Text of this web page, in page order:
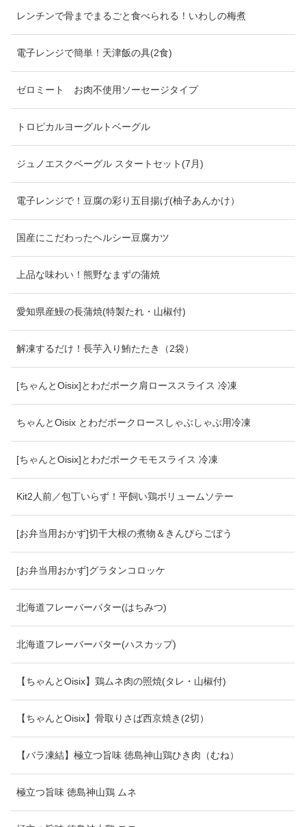
レンチンで骨までまるごと食べられる！いわしの梅煮
電子レンジで簡単！天津飯の具(2食)
ゼロミート お肉不使用ソーセージタイプ
トロピカルヨーグルトベーグル
ジュノエスクベーグル スタートセット(7月)
電子レンジで！豆腐の彩り五目揚げ(柚子あんかけ）
国産にこだわったヘルシー豆腐カツ
上品な味わい！熊野なまずの蒲焼
愛知県産鰻の長蒲焼(特製たれ・山椒付)
解凍するだけ！長芋入り鮪たたき（2袋）
[ちゃんとOisix]とわだポーク肩ローススライス 冷凍
ちゃんとOisix とわだポークロースしゃぶしゃぶ用冷凍
[ちゃんとOisix]とわだポークモモスライス 冷凍
Kit2人前／包丁いらず！平飼い鶏ボリュームソテー
[お弁当用おかず]切干大根の煮物＆きんぴらごぼう
[お弁当用おかず]グラタンコロッケ
北海道フレーバーバター(はちみつ)
北海道フレーバーバター(ハスカップ)
【ちゃんとOisix】鶏ムネ肉の照焼(タレ・山椒付)
【ちゃんとOisix】骨取りさば西京焼き(2切）
【バラ凍結】極立つ旨味 徳島神山鶏ひき肉（むね）
極立つ旨味 徳島神山鶏 ムネ